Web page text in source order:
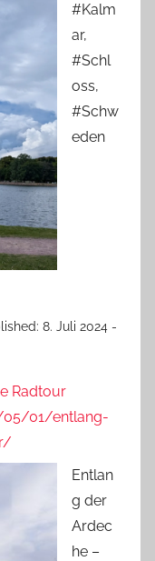
#Kalm
ar,
#Schl
oss,
#Schw
eden
8. Juli 2024 -
Radtour
05/01/entlang-
Entlan
g der
Ardec
he –